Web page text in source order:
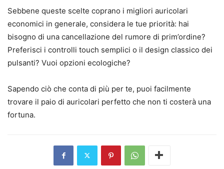
Sebbene queste scelte coprano i migliori auricolari
economici in generale, considera le tue priorità: hai
bisogno di una cancellazione del rumore di prim’ordine?
Preferisci i controlli touch semplici o il design classico dei
pulsanti? Vuoi opzioni ecologiche?
Sapendo ciò che conta di più per te, puoi facilmente
trovare il paio di auricolari perfetto che non ti costerà una
fortuna.